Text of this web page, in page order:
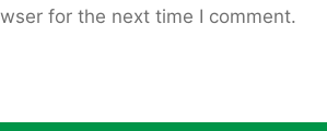
for the next time I comment.